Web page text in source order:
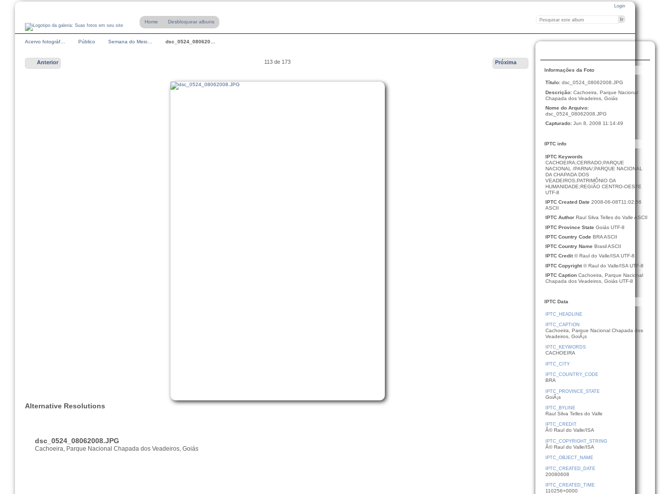
Login
Home Desbloquear albuns
Acervo fotográf… Público Semana do Meio… dsc_0524_080620…
Anterior 113 de 173 Próxima
Alternative Resolutions
dsc_0524_08062008.JPG
Cachoeira, Parque Nacional Chapada dos Veadeiros, Goiás
Informações da Foto
Título: dsc_0524_08062008.JPG
Descrição: Cachoeira, Parque Nacional
Chapada dos Veadeiros, Goiás
Nome do Arquivo:
dsc_0524_08062008.JPG
Capturado: Jun 8, 2008 11:14:49
IPTC info
IPTC Keywords
CACHOEIRA;CERRADO;PARQUE
NACIONAL /PARNA/;PARQUE NACIONAL
DA CHAPADA DOS
VEADEIROS;PATRIMÔNIO DA
HUMANIDADE;REGIÃO CENTRO-OESTE
UTF-8
IPTC Created Date 2008-06-08T11:02:56
ASCII
IPTC Author Raul Silva Telles do Valle ASCII
IPTC Province State Goiás UTF-8
IPTC Country Code BRA ASCII
IPTC Country Name Brasil ASCII
IPTC Credit© Raul do Valle/ISA UTF-8
IPTC Copyright© Raul do Valle/ISA UTF-8
IPTC Caption Cachoeira, Parque Nacional
Chapada dos Veadeiros, Goiás UTF-8
IPTC Data
IPTC_HEADLINE
IPTC_CAPTION
Cachoeira, Parque Nacional Chapada dos
Veadeiros, GoiÃ¡s
IPTC_KEYWORDS
CACHOEIRA
IPTC_CITY
IPTC_COUNTRY_CODE
BRA
IPTC_PROVINCE_STATE
GoiÃ¡s
IPTC_BYLINE
Raul Silva Telles do Valle
IPTC_CREDIT
Â© Raul do Valle/ISA
IPTC_COPYRIGHT_STRING
Â© Raul do Valle/ISA
IPTC_OBJECT_NAME
IPTC_CREATED_DATE
20080608
IPTC_CREATED_TIME
110256+0000